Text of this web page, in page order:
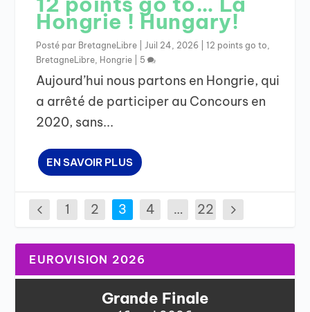
Hongrie ! Hungary!
Posté par BretagneLibre Juil 24, 2026 |12 points go to
BretagneLibre Hongrie 5
Aujourd’hui nous partons en Hongrie, qui
a arrêté de participer au Concours en
2020, sans...
EN SAVOIR PLUS
1 2 3 4 … 22
EUROVISION 2026
Grande Finale